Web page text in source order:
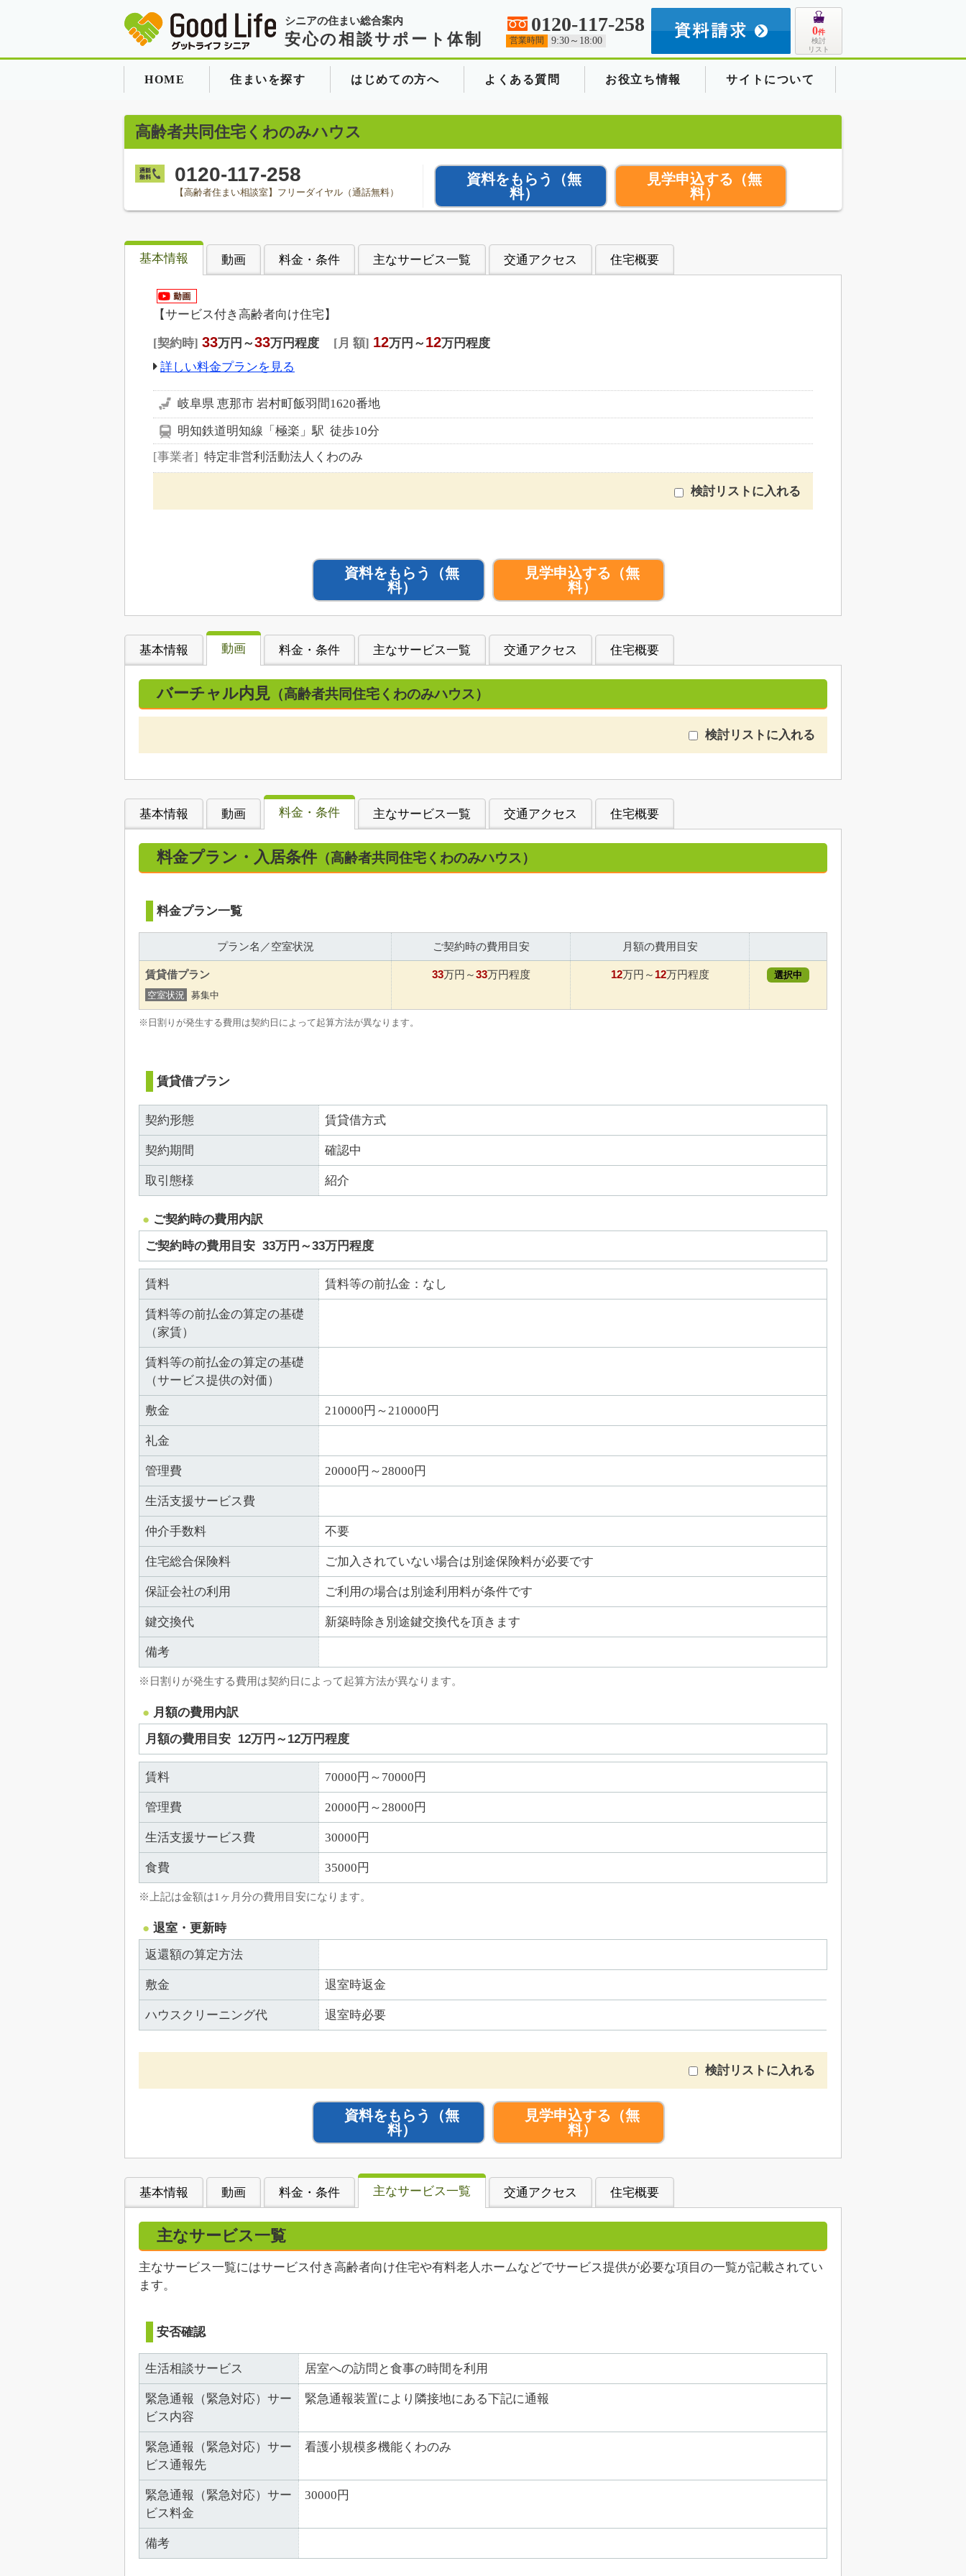
シニアの住まい総合案内
安心の相談サポート体制
0120-117-258
営業時間 9:30～18:00
0件
検討
リスト
HOME 住まいを探す はじめての方へ よくある質問 お役立ち情報 サイトについて
高齢者共同住宅くわのみハウス
0120-117-258
【高齢者住まい相談室】フリーダイヤル（通話無料）
資料をもらう
（無
料）
見学申込する （無
料）
基本情報 動画 料金・条件 主なサービス一覧 交通アクセス 住宅概要
【サービス付き高齢者向け住宅】
契約時 33万円～33万円程度 月 額 12万円～ 12万円程度
詳しい料金プランを見る
岐阜県 恵那市 岩村町飯羽間1620番地
明知鉄道明知線「極楽」駅 徒歩10分
事業者
特定非営利活動法人くわのみ
検討リストに入れる
資料をもらう
（無
料）
見学申込する （無
料）
基本情報 動画 料金・条件 主なサービス一覧 交通アクセス 住宅概要
バーチャル内見 （高齢者共同住宅くわのみハウス）
検討リストに入れる
基本情報 動画 料金・条件 主なサービス一覧 交通アクセス 住宅概要
料金プラン・入居条件 （高齢者共同住宅くわのみハウス）
料金プラン一覧
プラン名／空室状況 ご契約時の費用目安 月額の費用目安
賃貸借プラン
空室状況 募集中
33万円～33万円程度 12万円～ 12万円程度 選択中
※日割りが発生する費用は契約日によって起算方法が異なります。
賃貸借プラン
契約形態 賃貸借方式
契約期間 確認中
取引態様 紹介
ご契約時の費用内訳
ご契約時の費用目安 33万円～33万円程度
賃料 賃料等の前払金：なし
賃料等の前払金の算定の基礎
（家賃）
賃料等の前払金の算定の基礎
（サービス提供の対価）
敷金 210000円～210000円
礼金
管理費 20000円～28000円
生活支援サービス費
仲介手数料 不要
住宅総合保険料 ご加入されていない場合は別途保険料が必要です
保証会社の利用 ご利用の場合は別途利用料が条件です
鍵交換代 新築時除き別途鍵交換代を頂きます
備考
※日割りが発生する費用は契約日によって起算方法が異なります。
月額の費用内訳
月額の費用目安 12万円～12万円程度
賃料 70000円～70000円
管理費 20000円～28000円
生活支援サービス費 30000円
食費 35000円
※上記は金額は1ヶ月分の費用目安になります。
退室・更新時
返還額の算定方法
敷金 退室時返金
ハウスクリーニング代 退室時必要
検討リストに入れる
資料をもらう
（無
料）
見学申込する （無
料）
基本情報 動画 料金・条件 主なサービス一覧 交通アクセス 住宅概要
主なサービス一覧
主なサービス一覧にはサービス付き高齢者向け住宅や有料老人ホームなどでサービス提供が必要な項目の一覧が記載されてい
ます。
安否確認
生活相談サービス 居室への訪問と食事の時間を利用
緊急通報（緊急対応）サー
ビス内容
緊急通報装置により隣接地にある下記に通報
緊急通報（緊急対応）サー
ビス通報先
看護小規模多機能くわのみ
緊急通報（緊急対応）サー
ビス料金
30000円
備考